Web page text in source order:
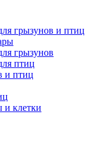
грызунов и птиц
грызунов
птиц
и птиц
и клетки